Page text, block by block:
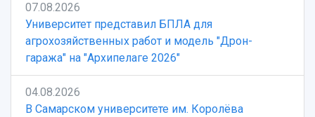
07.08.2026
Университет представил БПЛА для
агрохозяйственных работ и модель "Дрон-
гаража" на "Архипелаге 2026"
04.08.2026
В Самарском университете им. Королёва